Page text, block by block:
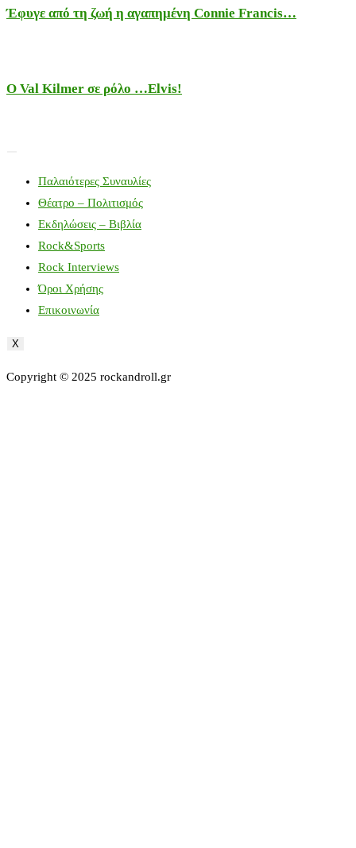
Έφυγε από τη ζωή η αγαπημένη Connie Francis…
Ο Val Kilmer σε ρόλο …Elvis!
Παλαιότερες Συναυλίες
Θέατρο – Πολιτισμός
Εκδηλώσεις – Βιβλία
Rock&Sports
Rock Interviews
Όροι Χρήσης
Επικοινωνία
X
Copyright © 2025 rockandroll.gr